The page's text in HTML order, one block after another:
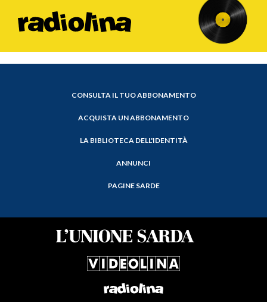
CONSULTA IL TUO ABBONAMENTO
ACQUISTA UN ABBONAMENTO
LA BIBLIOTECA DELL'IDENTITÀ
ANNUNCI
PAGINE SARDE